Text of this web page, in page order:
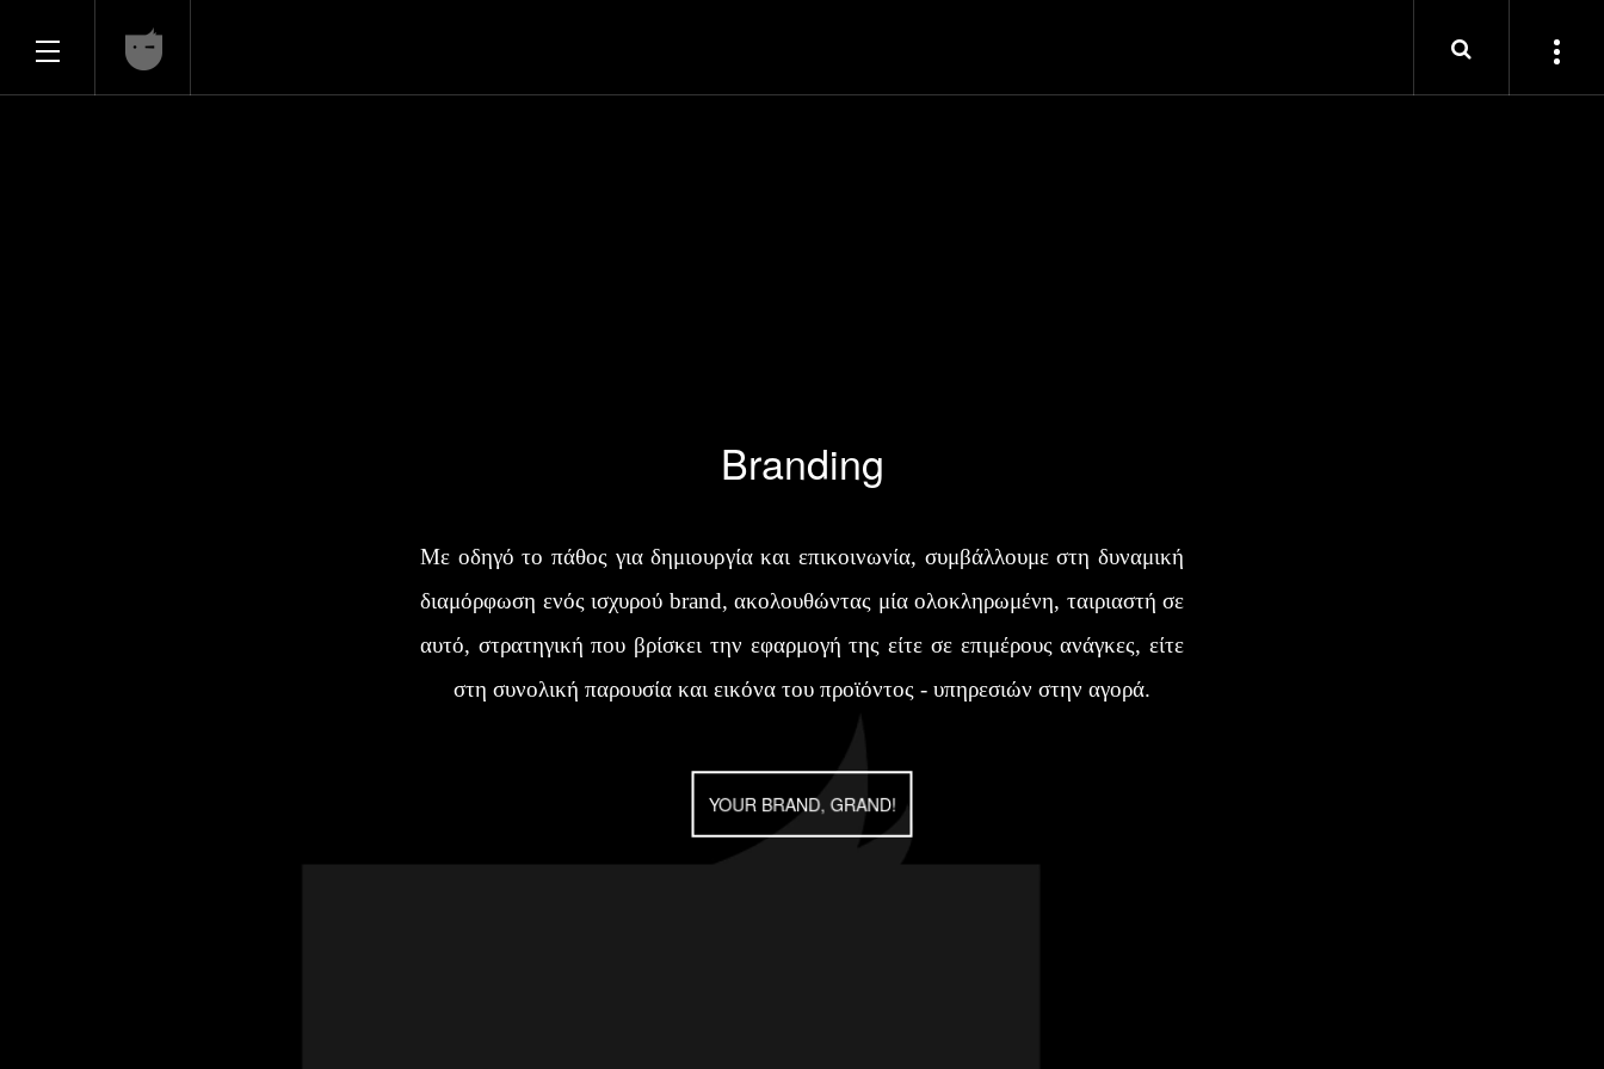
Branding
Με οδηγό το πάθος για δημιουργία και επικοινωνία, συμβάλλουμε στη δυναμική
διαμόρφωση ενός ισχυρού brand, ακολουθώντας μία ολοκληρωμένη, ταιριαστή σε
αυτό, στρατηγική που βρίσκει την εφαρμογή της είτε σε επιμέρους ανάγκες, είτε
στη συνολική παρουσία και εικόνα του προϊόντος - υπηρεσιών στην αγορά.
YOUR BRAND, GRAND!